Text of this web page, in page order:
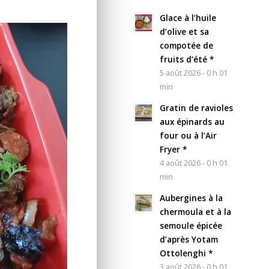
Glace à l’huile
d’olive et sa
compotée de
fruits d’été *
5 août 2026 - 0 h 01
min
Gratin de ravioles
aux épinards au
four ou à l’Air
Fryer *
4 août 2026 - 0 h 01
min
Aubergines à la
chermoula et à la
semoule épicée
d’après Yotam
Ottolenghi *
3 août 2026 - 0 h 01